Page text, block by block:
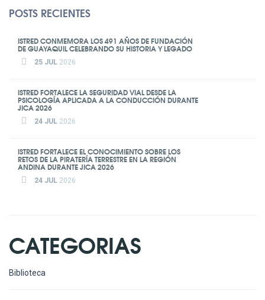
POSTS RECIENTES
ISTRED CONMEMORA LOS 491 AÑOS DE FUNDACIÓN
DE GUAYAQUIL CELEBRANDO SU HISTORIA Y LEGADO
25 JUL 2026
ISTRED FORTALECE LA SEGURIDAD VIAL DESDE LA
PSICOLOGÍA APLICADA A LA CONDUCCIÓN DURANTE
JICA 2026
24 JUL 2026
ISTRED FORTALECE EL CONOCIMIENTO SOBRE LOS
RETOS DE LA PIRATERÍA TERRESTRE EN LA REGIÓN
ANDINA DURANTE JICA 2026
24 JUL 2026
CATEGORIAS
Biblioteca